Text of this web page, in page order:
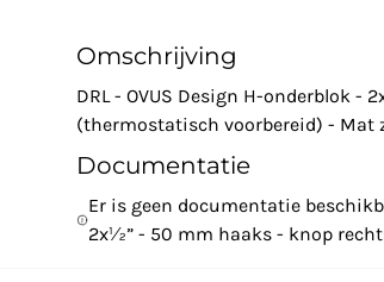
Omschrijving
DRL - OVUS Design H-onderblok
(thermostatisch voorbereid) - Mat
Documentatie
Er is geen documentatie
2x½” - 50 mm haaks - knop